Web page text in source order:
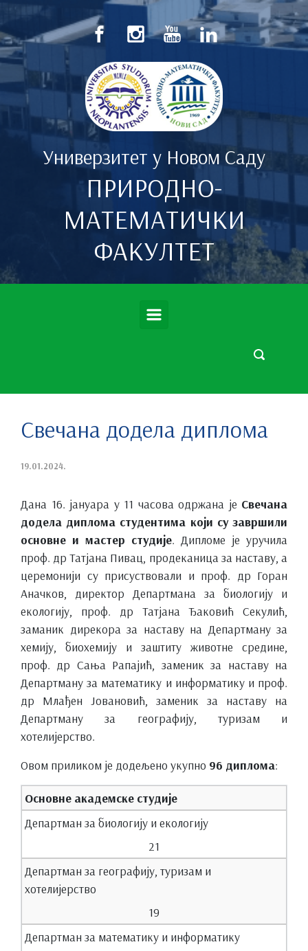
Скип то маин цонтент
Универзитет у Новом Саду
ПРИРОДНО-
МАТЕМАТИЧКИ
ФАКУЛТЕТ
Свечана додела диплома
19.01.2024.
Дана 16. јануара у 11 часова одржана је Свечана
додела диплома студентима који су завршили
основне и мастер студије. Дипломе је уручила
проф. др Татјана Пивац, продеканица за наставу, а
церемонији су присуствовали и проф. др Горан
Аначков, директор Департмана за биологију и
екологију, проф. др Татјана Ђаковић Секулић,
заманик дирекора за наставу на Департману за
хемију, биохемију и заштиту животне средине,
проф. др Сања Рапајић, заменик за наставу на
Департману за математику и информатику и проф.
др Млађен Јовановић, заменик за наставу на
Департману за географију, туризам и
хотелијерство.
Овом приликом је додељено укупно 96 диплома:
Основне академске студије
Департман за биологију и екологију
21
Департман за географију, туризам и
хотелијерство
19
Департман за математику и информатику